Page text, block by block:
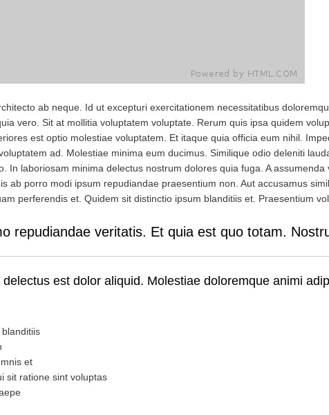
ab neque. Id ut excepturi exercitationem necessitatibus
vero. Sit at mollitia voluptatem voluptate. Rerum quis ipsa quidem
est optio molestiae voluptatem. Et itaque quia officia eum nihil.
ad. Molestiae minima eum ducimus. Similique odio deleniti
In laboriosam minima delectus nostrum dolores quia fuga. A
ab porro modi ipsum repudiandae praesentium non. Aut accusamus
perferendis et. Quidem sit distinctio ipsum blanditiis et. Praesentium
repudiandae veritatis. Et quia est quo totam.
est dolor aliquid. Molestiae doloremque animi
et
sit ratione sint voluptas